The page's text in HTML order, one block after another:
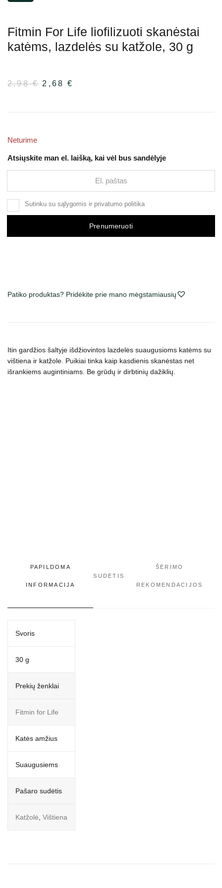
Fitmin For Life liofilizuoti skanėstai
katėms, lazdelės su katžole, 30 g
2,98€ Pradinė
2,68€
Neturime
Atsiųskite man el. laišką, kai vėl bus sandėlyje
Sutinku su sąlygomis ir privatumo politika
Prenumeruoti
Patiko produktas? Pridėkite prie mano mėgstamiausių
Itin gardžios šaltyje išdžiovintos lazdelės suaugusioms katėms su
vištiena ir katžole. Puikiai tinka kaip kasdienis skanėstas net
išrankiems augintiniams. Be grūdų ir dirbtinių dažiklių.
PAPILDOMA
INFORMACIJA
SUDĖTIS
ŠĖRIMO
REKOMENDACIJOS
Svoris
30 g
Prekių ženklai
Fitmin for Life
Katės amžius
Suaugusiems
Pašaro sudėtis
Katžolė Vištiena